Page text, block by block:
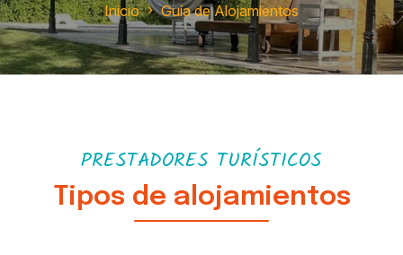
Inicio Guía de Alojamientos
PRESTADORES TURÍSTICOS
Tipos de alojamientos